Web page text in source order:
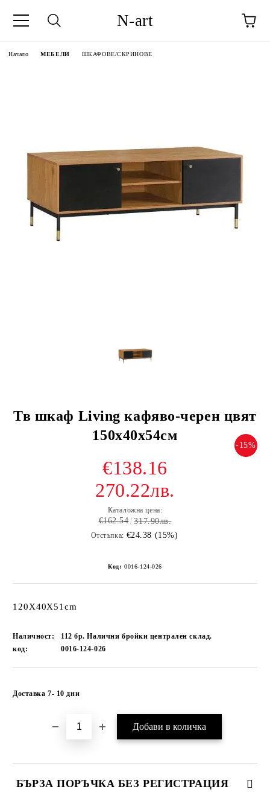
N-art
Начало МЕБЕЛИ ШКАФОВЕ/СКРИНОВЕ
Тв шкаф Living кафяво-черен цвят
150x40x54см
-15%
€138.16
270.22лв.
Каталожна цена:
€162.54 317.90лв.
Отстъпка: €24.38 (15%)
Код: 0016-124-026
120Х40Х51cm
Наличност:
112 бр. Налични бройки централен склад.
код:
0016-124-026
Доставка 7- 10 дни
БЪРЗА ПОРЪЧКА БЕЗ РЕГИСТРАЦИЯ